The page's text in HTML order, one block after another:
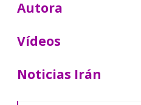
Autora
Vídeos
Noticias Irán